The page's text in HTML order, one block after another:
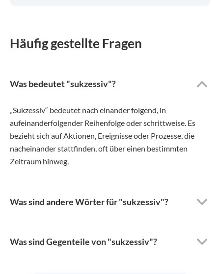
Häufig gestellte Fragen
Was bedeutet "sukzessiv"?
„Sukzessiv“ bedeutet nach einander folgend, in
aufeinanderfolgender Reihenfolge oder schrittweise. Es
bezieht sich auf Aktionen, Ereignisse oder Prozesse, die
nacheinander stattfinden, oft über einen bestimmten
Zeitraum hinweg.
Was sind andere Wörter für "sukzessiv"?
Was sind Gegenteile von "sukzessiv"?